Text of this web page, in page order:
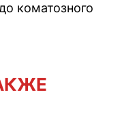
коматозного